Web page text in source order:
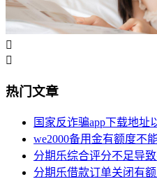


热门文章
国家反诈骗app下载地址
we2000备用金有额度不
分期乐综合评分不足导
分期乐借款订单关闭有